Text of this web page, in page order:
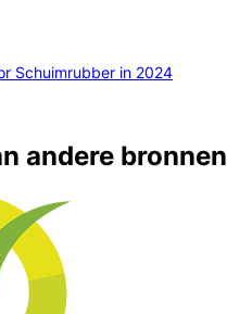
Schuimrubber in 2024
andere bronnen